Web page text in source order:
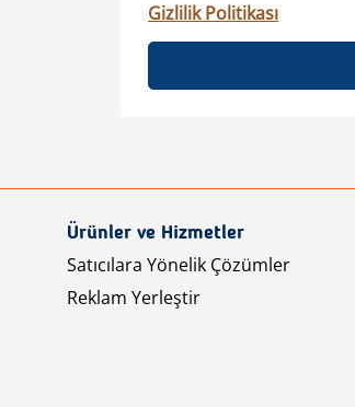
Gizlilik Politikası
Ürünler ve Hizmetler
Satıcılara Yönelik Çözümler
Reklam Yerleştir